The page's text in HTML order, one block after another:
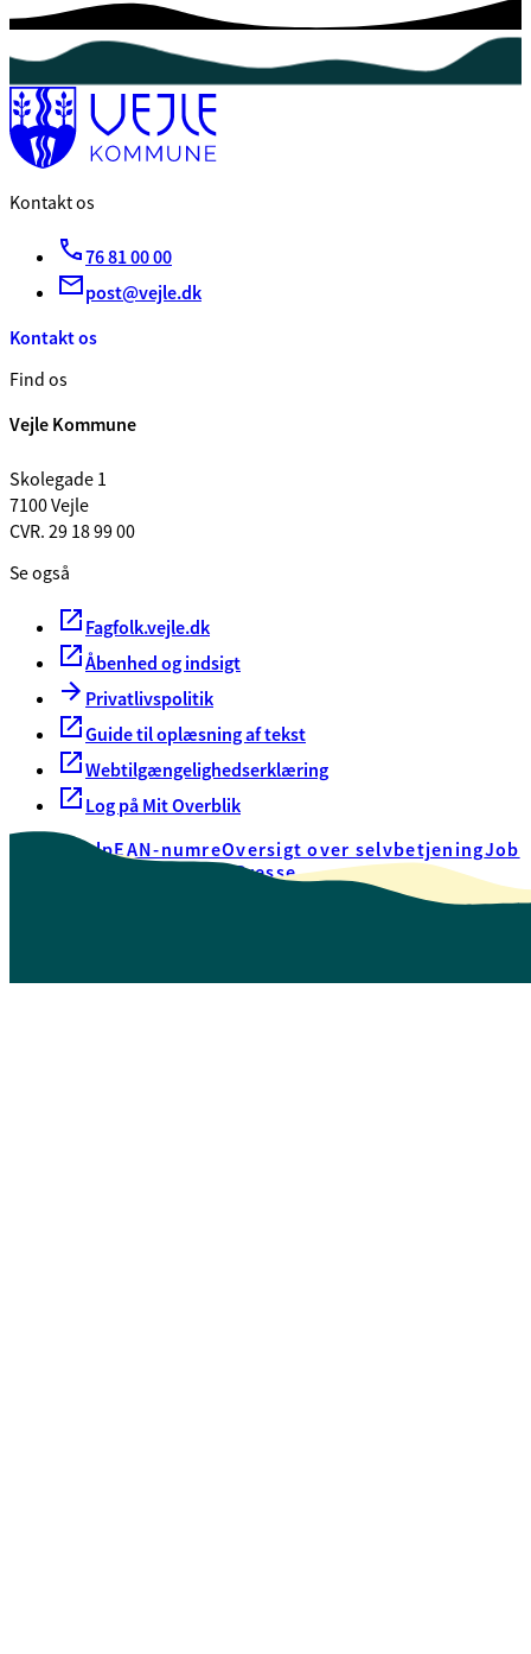
Kontakt os
76 81 00 00
post@vejle.dk
Kontakt os
Find os
Vejle Kommune
Skolegade 1
7100 Vejle
CVR. 29 18 99 00
Se også
Fagfolk.vejle.dk
Åbenhed og indsigt
Privatlivspolitik
Guide til oplæsning af tekst
Webtilgængelighedserklæring
Log på Mit Overblik
Akut hjælpEAN-numreOversigt over selvbetjeningJob
Presse